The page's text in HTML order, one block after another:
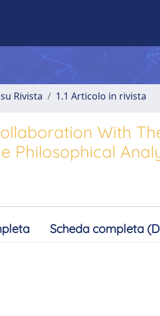
Rivista 1.1 Articolo in rivista
With
Philosophical
Scheda completa